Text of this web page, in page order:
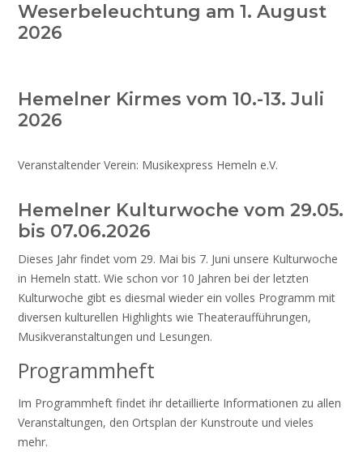
Weserbeleuchtung am 1. August
2026
Hemelner Kirmes vom 10.-13. Juli
2026
Veranstaltender Verein: Musikexpress Hemeln e.V.
Hemelner Kulturwoche vom 29.05.
bis 07.06.2026
Dieses Jahr findet vom 29. Mai bis 7. Juni unsere Kulturwoche
in Hemeln statt. Wie schon vor 10 Jahren bei der letzten
Kulturwoche gibt es diesmal wieder ein volles Programm mit
diversen kulturellen Highlights wie Theateraufführungen,
Musikveranstaltungen und Lesungen.
Programmheft
Im Programmheft findet ihr detaillierte Informationen zu allen
Veranstaltungen, den Ortsplan der Kunstroute und vieles
mehr.